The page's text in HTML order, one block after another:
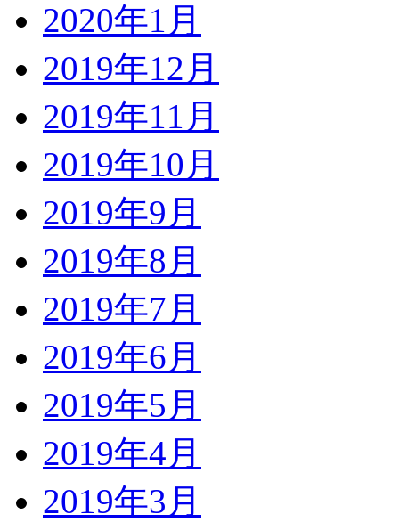
2020年1月
2019年12月
2019年11月
2019年10月
2019年9月
2019年8月
2019年7月
2019年6月
2019年5月
2019年4月
2019年3月